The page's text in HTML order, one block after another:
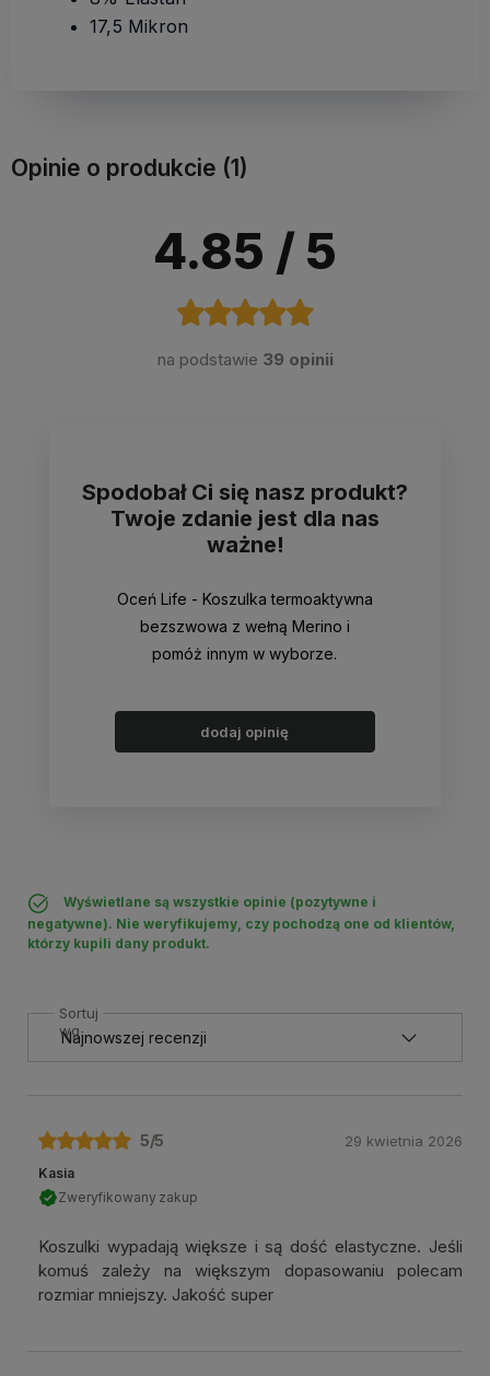
17,5 Mikron
Opinie o produkcie (1)
4.85 / 5
na podstawie 39 opinii
Spodobał Ci się nasz produkt?
Twoje zdanie jest dla nas
ważne!
Oceń Life - Koszulka termoaktywna
bezszwowa z wełną Merino i
pomóż innym w wyborze.
dodaj opinię
Wyświetlane są wszystkie opinie (pozytywne i
negatywne). Nie weryfikujemy, czy pochodzą one od klientów,
którzy kupili dany produkt.
Sortuj
wg
5/5
Kasia
Zweryfikowany zakup
Koszulki wypadają większe i są dość elastyczne. Jeśli
komuś zależy na większym dopasowaniu polecam
rozmiar mniejszy. Jakość super
29 kwietnia 2026